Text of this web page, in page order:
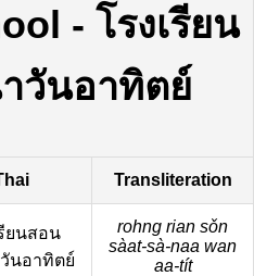
- โรงเรียน
วันอาทิตย์
Transliteration
ยนสอน
นอาทิตย์
rohng rian sǒn
sàat-sà-naa wan
aa-tít